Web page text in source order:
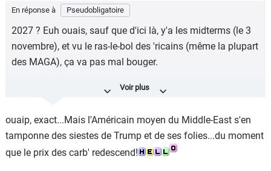
En réponse à Pseudobligatoire
2027 ? Euh ouais, sauf que d'ici là, y'a les midterms (le 3
novembre), et vu le ras-le-bol des 'ricains (même la plupart
des MAGA), ça va pas mal bouger.
Mais d'ici là, c'est peut-être trump lui-même qui va partir
fréquents en public, et de ses publications ces dernières
heures qui ont frappé les esprits, à l'heure où les
interrogations sur sa forme physique et mentale se
ouaip, exact...Mais l'Américain moyen du Middle-East s'en
tamponne des siestes de Trump et de ses folies...du moment
que le prix des carb' redescend!